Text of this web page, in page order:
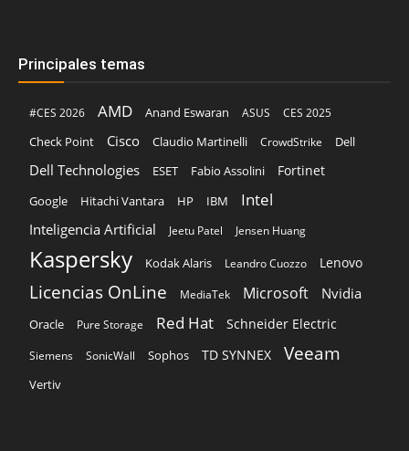
Principales temas
#CES 2026 AMD Anand Eswaran ASUS
CES 2025
Check Point
Cisco Claudio Martinelli CrowdStrike Dell
Dell Technologies ESET Fabio Assolini Fortinet
Google Hitachi Vantara HP IBM Intel
Inteligencia Artificial Jeetu Patel Jensen Huang
Kaspersky Kodak Alaris Leandro Cuozzo Lenovo
Licencias OnLine MediaTek Microsoft Nvidia
Oracle Pure Storage Red Hat Schneider Electric
Siemens SonicWall Sophos TD SYNNEX Veeam
Vertiv